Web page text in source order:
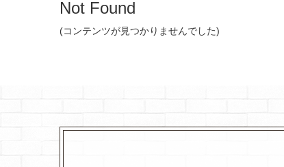
Not Found
(コンテンツが見つかりませんでした)